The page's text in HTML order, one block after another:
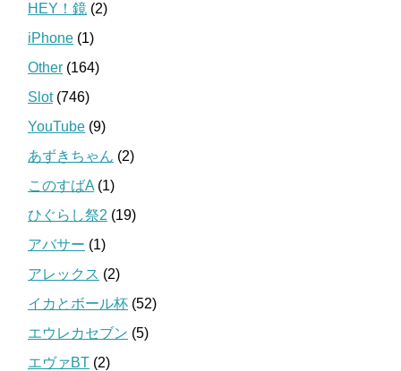
HEY！鏡 (2)
iPhone (1)
Other (164)
Slot(746)
YouTube (9)
あずきちゃん (2)
このすばA (1)
ひぐらし祭2 (19)
アバサー (1)
アレックス (2)
イカとボール杯 (52)
エウレカセブン (5)
エヴァBT (2)